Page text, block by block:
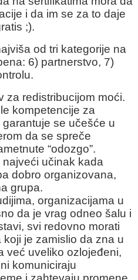
i da im se za to daje
;).
od tri kategorije na
6) partnerstvo, 7)
za redistribucijom moći.
kompetencije za
se učešće u
da se spreče
“odozgo”.
učinak kada
dobro organizovana,
grupa.
organizacijama u
da je vrag odneo šalu i
svi redovno morati
je zamislio da zna u
već uveliko ozlojeđeni,
komuniciraju